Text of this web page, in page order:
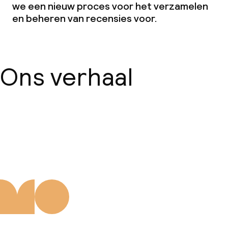
Schoonmaakvoorzieningen
Beleid
we een nieuw proces voor het verzamelen
en beheren van recensies voor.
Ons verhaal